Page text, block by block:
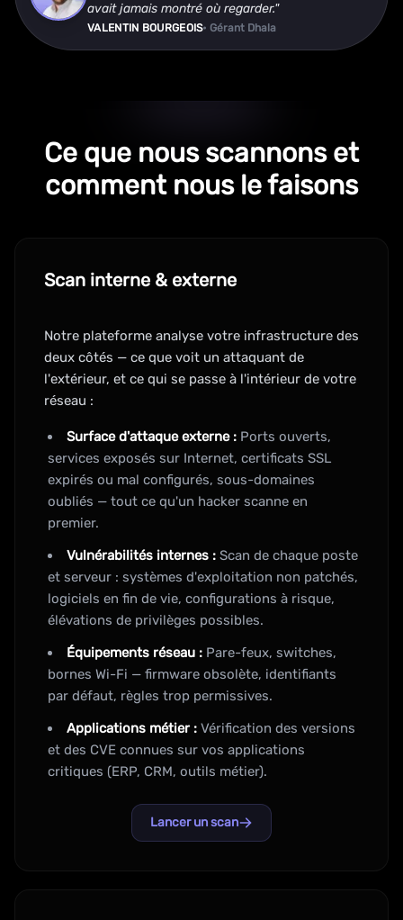
avait jamais montré où regarder."
VALENTIN BOURGEOIS• Gérant Dhala
Ce que nous scannons et
comment nous le faisons
Scan interne & externe
Notre plateforme analyse votre infrastructure des
deux côtés — ce que voit un attaquant de
l'extérieur, et ce qui se passe à l'intérieur de votre
réseau :
Surface d'attaque externe : Ports ouverts,
services exposés sur Internet, certificats SSL
expirés ou mal configurés, sous-domaines
oubliés — tout ce qu'un hacker scanne en
premier.
Vulnérabilités internes : Scan de chaque poste
et serveur : systèmes d'exploitation non patchés,
logiciels en fin de vie, configurations à risque,
élévations de privilèges possibles.
Équipements réseau : Pare-feux, switches,
bornes Wi-Fi — firmware obsolète, identifiants
par défaut, règles trop permissives.
Applications métier : Vérification des versions
et des CVE connues sur vos applications
critiques (ERP, CRM, outils métier).
Lancer un scan